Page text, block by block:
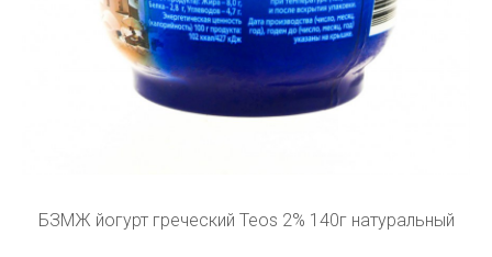
БЗМЖ йогурт греческий Teos 2% 140г натуральный